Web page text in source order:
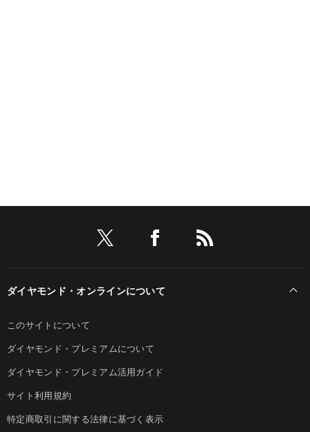
ダイヤモンド・オンラインについて
このサイトについて
ダイヤモンド・プレミアムについて
ダイヤモンド・プレミアム活用ガイド
サイト利用規約
特定商取引に関する法律に基づく表示